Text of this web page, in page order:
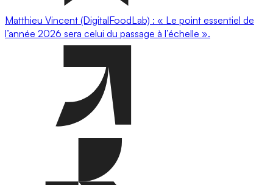
Matthieu Vincent (DigitalFoodLab) : « Le point essentiel de
l’année 2026 sera celui du passage à l’échelle ».